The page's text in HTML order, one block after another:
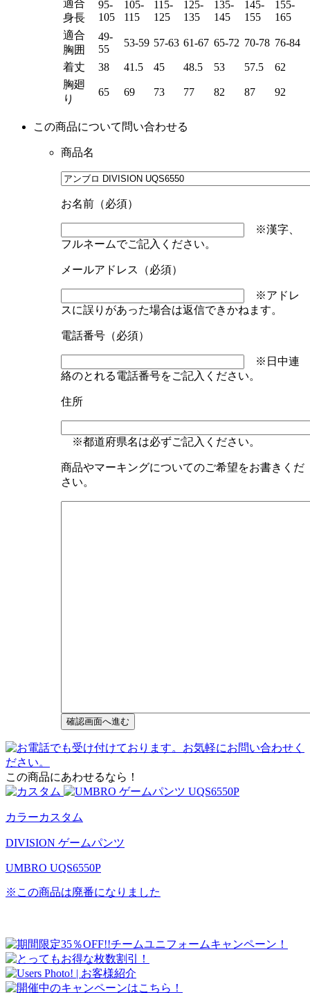
適合
身長
95-
105
105-
115
115-
125
125-
135
135-
145
145-
155
155-
165
適合
胸囲
49-
55
53-59 57-63 61-67 65-72 70-78 76-84
着丈 38 41.5 45 48.5 53 57.5
62
胸廻
り
65 69 73 77 82 87 92
この商品について問い合わせる
商品名
お名前（必須）
※漢字、
フルネームでご記入ください。
メールアドレス（必須）
※アドレ
スに誤りがあった場合は返信できかねます。
電話番号（必須）
※日中連
絡のとれる電話番号をご記入ください。
住所
※都道府県名は必ずご記入ください。
商品やマーキングについてのご希望をお書きくだ
さい。
この商品にあわせるなら！
カラーカスタム
DIVISION ゲームパンツ
UMBRO UQS6550P
※この商品は廃番になりました